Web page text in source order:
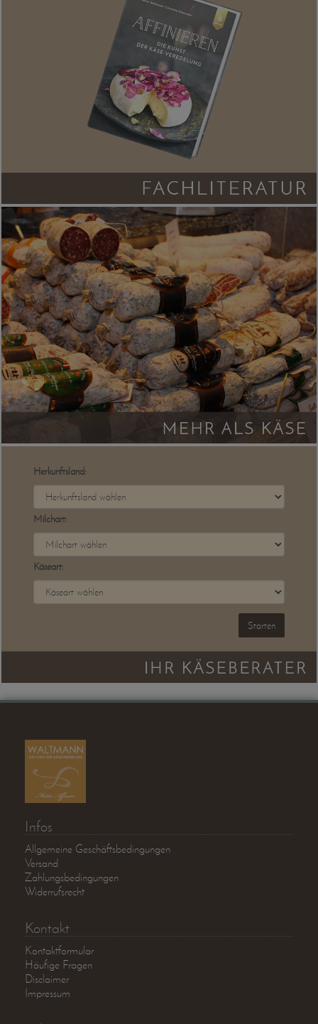
Herkunftsland:
Milchart:
Käseart:
Starten
Infos
Allgemeine Geschäftsbedingungen
Versand
Zahlungsbedingungen
Widerrufsrecht
Kontakt
Kontaktformular
Häufige Fragen
Disclaimer
Impressum